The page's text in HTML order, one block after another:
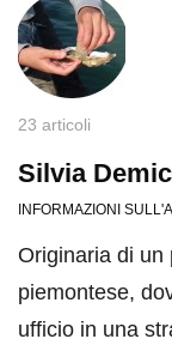
23 articoli
Silvia
INFORMAZIONI
Originaria di un
piemontese,
ufficio in una